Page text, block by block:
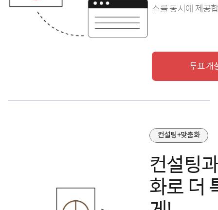
스를 동시에 제공
투표 개
컨설팅+맞춤화
컨설팅
화로 더